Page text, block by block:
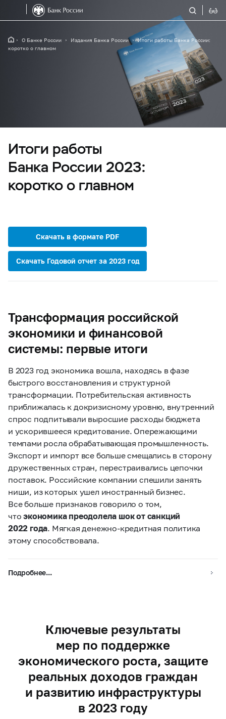
О Банке России Издания Банка России
Итоги работы Банка России:
коротко о главном
Итоги работы
Банка России 2023:
коротко о главном
Скачать в формате PDF
Скачать Годовой отчет за 2023 год
Трансформация российской
экономики и финансовой
системы: первые итоги
В 2023 год экономика вошла, находясь в фазе
быстрого восстановления и структурной
трансформации. Потребительская активность
приближалась к докризисному уровню, внутренний
спрос подпитывали выросшие расходы бюджета
и ускорившееся кредитование. Опережающими
темпами росла обрабатывающая промышленность.
Экспорт и импорт все больше смещались в сторону
дружественных стран, перестраивались цепочки
поставок. Российские компании спешили занять
ниши, из которых ушел иностранный бизнес.
Все больше признаков говорило о том,
чтоэкономика преодолела шок от санкций
2022 года. Мягкая денежно-кредитная политика
этому способствовала.
Подробнее...
Ключевые результаты
мер по поддержке
экономического роста, защите
реальных доходов граждан
и развитию инфраструктуры
в 2023 году